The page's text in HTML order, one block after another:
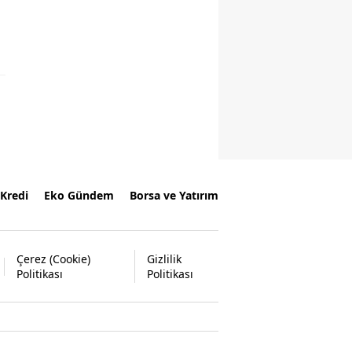
Kredi Eko Gündem Borsa ve Yatırım
Çerez (Cookie)
Politikası
Gizlilik
Politikası